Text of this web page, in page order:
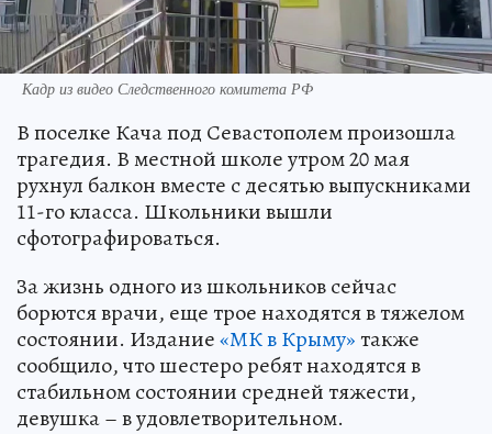
Кадр из видео Следственного комитета РФ
В поселке Кача под Севастополем произошла
трагедия. В местной школе утром 20 мая
рухнул балкон вместе с десятью выпускниками
11-го класса. Школьники вышли
сфотографироваться.
За жизнь одного из школьников сейчас
борются врачи, еще трое находятся в тяжелом
состоянии. Издание«МК в Крыму»также
сообщило, что шестеро ребят находятся в
стабильном состоянии средней тяжести,
девушка – в удовлетворительном.